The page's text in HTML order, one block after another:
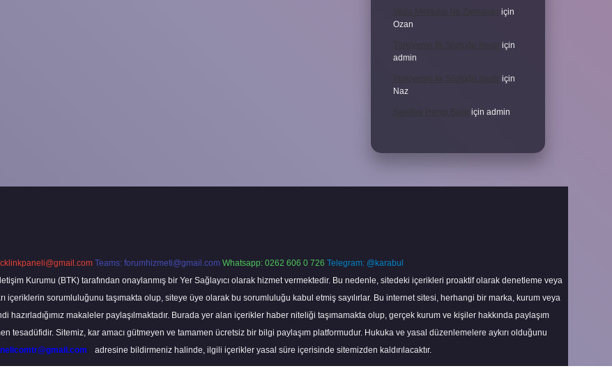
Veda Mektubu Ne Zamandır için
Ozan
Türkiyenin Ilk Sözlüğü Nedir için
admin
Türkiyenin Ilk Sözlüğü Nedir için
Naz
Sardina Hangi Balık için admin
Teams: forumhizmeti@gmail.com Whatsapp: 0262 606 0 726 Telegram: @karabul
Kurumu (BTK) tarafından onaylanmış bir Yer Sağlayıcı olarak hizmet vermektedir. Bu nedenle, sitedeki içerikleri proaktif olarak denetleme veya
içeriklerin sorumluluğunu taşımakta olup, siteye üye olarak bu sorumluluğu kabul etmiş sayılırlar. Bu internet sitesi, herhangi bir marka, kurum veya
hazırladığımız makaleler paylaşılmaktadır. Burada yer alan içerikler haber niteliği taşımamakta olup, gerçek kurum ve kişiler hakkında paylaşım
tesadüfidir. Sitemiz, kar amacı gütmeyen ve tamamen ücretsiz bir bilgi paylaşım platformudur. Hukuka ve yasal düzenlemelere aykırı olduğunu
adresine bildirmeniz halinde, ilgili içerikler yasal süre içerisinde sitemizden kaldırılacaktır.